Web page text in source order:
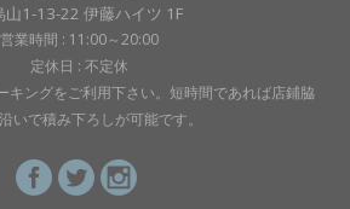
山1-13-22 伊藤ハイツ 1F
営業時間 : 11:00～20:00
定休日 : 不定休
キングをご利用下さい。短時間であれば店鋪脇
いで積み下ろしが可能です。